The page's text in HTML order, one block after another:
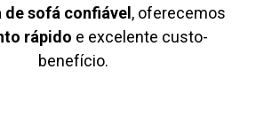
de sofá confiável , oferecemos
rápido e excelente custo-
benefício.